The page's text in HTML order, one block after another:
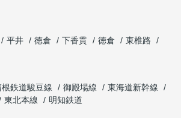
平井 徳倉 下香貫 徳倉
東椎路
鉄道駿豆線 御殿場線
東海道新幹線
東北本線
明知鉄道